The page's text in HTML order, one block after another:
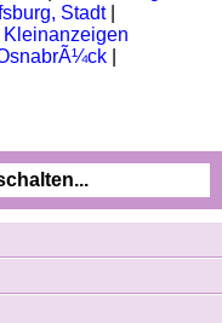
Stadt|
Kleinanzeigen